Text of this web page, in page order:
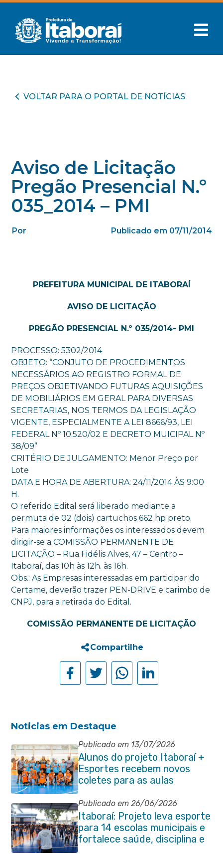
VOLTAR PARA O PORTAL DE NOTÍCIAS
Aviso de Licitação
Pregão Presencial N.º
035_2014 – PMI
Por Publicado em 07/11/2014
PREFEITURA MUNICIPAL DE ITABORAÍ
AVISO DE LICITAÇÃO
PREGÃO PRESENCIAL N.º 035/2014- PMI
PROCESSO: 5302/2014
OBJETO: “CONJUTO DE PROCEDIMENTOS
NECESSÁRIOS AO REGISTRO FORMAL DE
PREÇOS OBJETIVANDO FUTURAS AQUISIÇÕES
DE MOBILIÁRIOS EM GERAL PARA DIVERSAS
SECRETARIAS, NOS TERMOS DA LEGISLAÇÃO
VIGENTE, ESPECIALMENTE A LEI 8666/93, LEI
FEDERAL Nº 10.520/02 E DECRETO MUICIPAL Nº
38/09”
CRITÉRIO DE JULGAMENTO: Menor Preço por
Lote
DATA E HORA DE ABERTURA: 24/11/2014 ÀS 9:00
H.
O referido Edital será liberado mediante a
permuta de 02 (dois) cartuchos 662 hp preto.
Para maiores informações os interessados devem
dirigir-se a COMISSÃO PERMANENTE DE
LICITAÇÃO – Rua Fidélis Alves, 47 – Centro –
Itaboraí, das 10h às 12h. às 16h.
Obs.: As Empresas interessadas em participar do
Certame, deverão trazer PEN-DRIVE e carimbo de
CNPJ, para a retirada do Edital.
COMISSÃO PERMANENTE DE LICITAÇÃO
Compartilhe
Noticias em Destaque
Publicado em 13/07/2026
Alunos do projeto Itaboraí +
Esportes recebem novos
coletes para as aulas
Publicado em 26/06/2026
Itaboraí: Projeto leva esporte
para 14 escolas municipais e
fortalece saúde, disciplina e
aprendizado